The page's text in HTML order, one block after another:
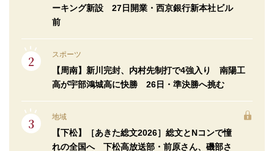
ーキング新設 27日開業・西京銀行新本社ビル
前
スポーツ
【周南】新川完封、内村先制打で4強入り 南陽工
高が宇部鴻城高に快勝 26日・準決勝へ挑む
地域
【下松】［あきた総文2026］総文とNコンで憧
れの全国へ 下松高放送部・前原さん、磯部さ